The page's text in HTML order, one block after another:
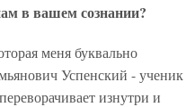
в вашем сознании?
меня буквально
Успенский - ученик
изнутри и